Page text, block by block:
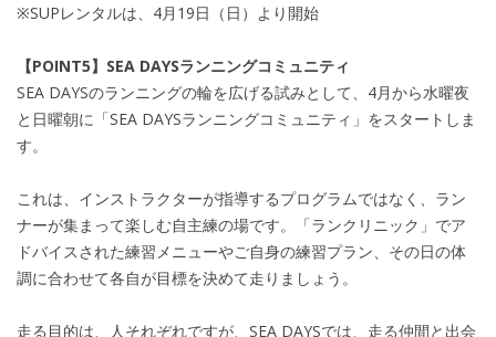
※SUPレンタルは、4月19日（日）より開始
【POINT5】SEA DAYSランニングコミュニティ
SEA DAYSのランニングの輪を広げる試みとして、4月から水曜夜
と日曜朝に「SEA DAYSランニングコミュニティ」をスタートしま
す。
これは、インストラクターが指導するプログラムではなく、ラン
ナーが集まって楽しむ自主練の場です。「ランクリニック」でア
ドバイスされた練習メニューやご自身の練習プラン、その日の体
調に合わせて各自が目標を決めて走りましょう。
走る目的は、人それぞれですが、SEA DAYSでは、走る仲間と出会